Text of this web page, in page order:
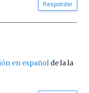
Responder
en español de la la